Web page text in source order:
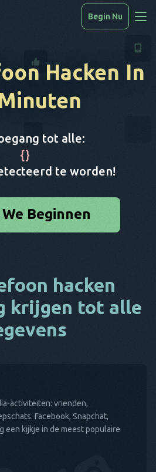
Begin Nu
Hacken In
tot alle:
{}
te worden!
Beginnen
hacken
krijgen tot alle
activiteiten: vrienden,
Facebook, Snapchat,
een kijkje in de meest populaire